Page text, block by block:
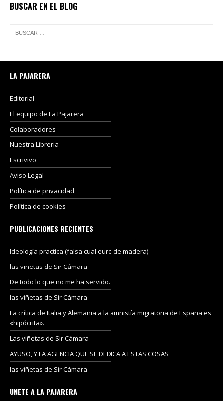
BUSCAR EN EL BLOG
LA PAJARERA
Editorial
El equipo de La Pajarera
Colaboradores
Nuestra Libreria
Escrivivo
Aviso Legal
Política de privacidad
Política de cookies
PUBLICACIONES RECIENTES
Ideología practica (falsa cual euro de madera)
las viñetas de Sir Cámara
De todo lo que no me ha servido.
las viñetas de Sir Cámara
La crítica de Italia y Alemania a la amnistía migratoria de España es
«hipócrita».
Las viñetas de Sir Cámara
AYUSO, Y LA AGENCIA QUE SE DEDICA A ESTAS COSAS
las viñetas de Sir Cámara
UNETE A LA PAJARERA